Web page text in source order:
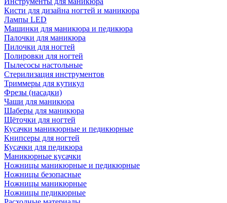
Кисти для дизайна ногтей и маникюра
Лампы LED
Машинки для маникюра и педикюра
Палочки для маникюра
Пилочки для ногтей
Полировки для ногтей
Пылесосы настольные
Стерилизация инструментов
Триммеры для кутикул
Фрезы (насадки)
Чаши для маникюра
Шаберы для маникюра
Щёточки для ногтей
Кусачки маникюрные и педикюрные
Книпсеры для ногтей
Кусачки для педикюра
Маникюрные кусачки
Ножницы маникюрные и педикюрные
Ножницы безопасные
Ножницы маникюрные
Ножницы педикюрные